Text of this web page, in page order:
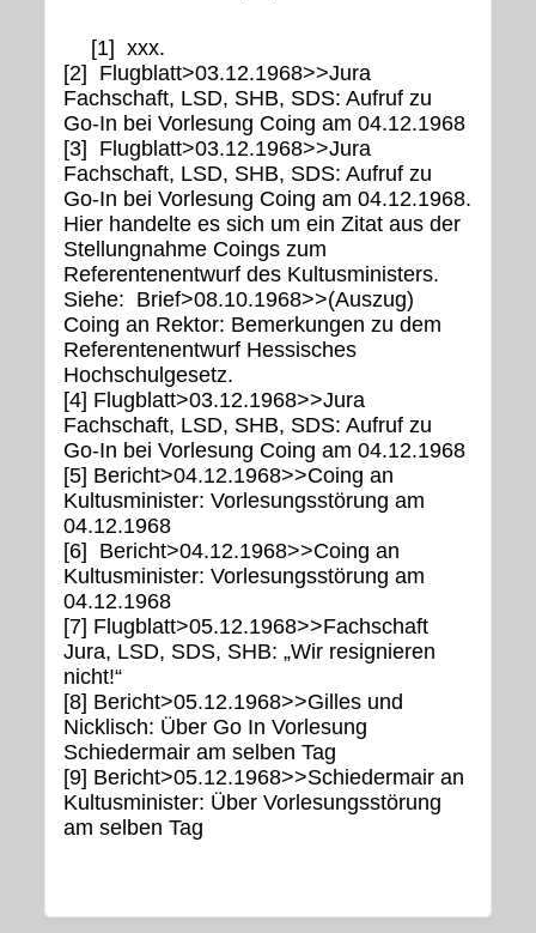
[1] xxx.
[2] Flugblatt>03.12.1968>>Jura
Fachschaft, LSD, SHB, SDS: Aufruf zu
Go-In bei Vorlesung Coing am 04.12.1968
[3] Flugblatt>03.12.1968>>Jura
Fachschaft, LSD, SHB, SDS: Aufruf zu
Go-In bei Vorlesung Coing am 04.12.1968.
Hier handelte es sich um ein Zitat aus der
Stellungnahme Coings zum
Referentenentwurf des Kultusministers.
Siehe: Brief>08.10.1968>>(Auszug)
Coing an Rektor: Bemerkungen zu dem
Referen­tenentwurf Hessisches
Hochschulge­setz.
[4] Flugblatt>03.12.1968>>Jura
Fachschaft, LSD, SHB, SDS: Aufruf zu
Go-In bei Vorlesung Coing am 04.12.1968
[5] Bericht>04.12.1968>>Coing an
Kultusminister: Vorlesungsstörung am
04.12.1968
[6] Bericht>04.12.1968>>Coing an
Kultusminister: Vorlesungsstörung am
04.12.1968
[7] Flugblatt>05.12.1968>>Fachschaft
Jura, LSD, SDS, SHB: „Wir resignieren
nicht!“
[8] Bericht>05.12.1968>>Gilles und
Nicklisch: Über Go In Vorlesung
Schiedermair am selben Tag
[9] Bericht>05.12.1968>>Schiedermair an
Kultusminister: Über Vorlesungsstörung
am selben Tag